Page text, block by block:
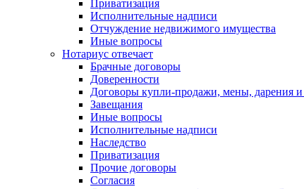
Приватизация
Исполнительные надписи
Отчуждение недвижимого имущества
Иные вопросы
Нотариус отвечает
Брачные договоры
Доверенности
Договоры купли-продажи, мены, дарения
Завещания
Иные вопросы
Исполнительные надписи
Наследство
Приватизация
Прочие договоры
Согласия